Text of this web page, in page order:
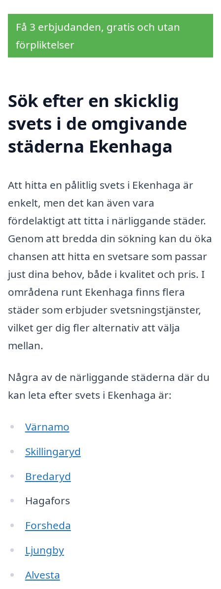
Få 3 erbjudanden, gratis och utan
förpliktelser
Sök efter en skicklig
svets i de omgivande
städerna Ekenhaga
Att hitta en pålitlig svets i Ekenhaga är
enkelt, men det kan även vara
fördelaktigt att titta i närliggande städer.
Genom att bredda din sökning kan du öka
chansen att hitta en svetsare som passar
just dina behov, både i kvalitet och pris. I
områdena runt Ekenhaga finns flera
städer som erbjuder svetsningstjänster,
vilket ger dig fler alternativ att välja
mellan.
Några av de närliggande städerna där du
kan leta efter svets i Ekenhaga är:
Värnamo
Skillingaryd
Bredaryd
Hagafors
Forsheda
Ljungby
Alvesta